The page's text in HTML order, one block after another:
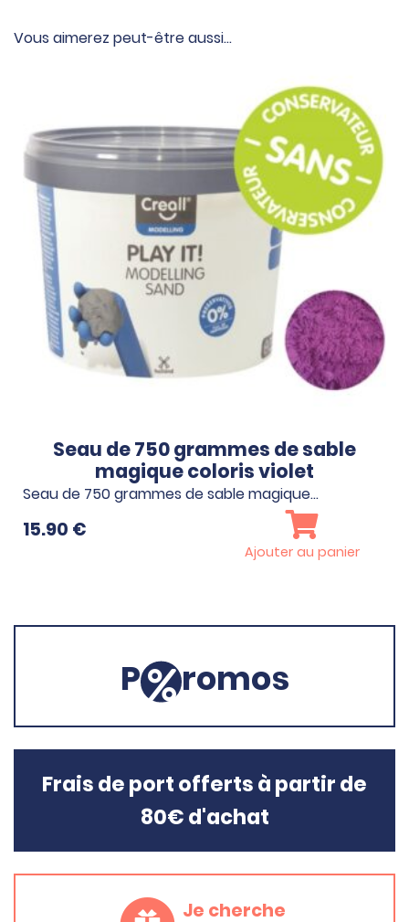
Vous aimerez peut-être aussi…
Seau de 750 grammes de sable
magique coloris violet
Seau de 750 grammes de sable magique…
15.90 €
Ajouter au panier
P romos
Frais de port offerts à partir de
80€ d'achat
Je cherche